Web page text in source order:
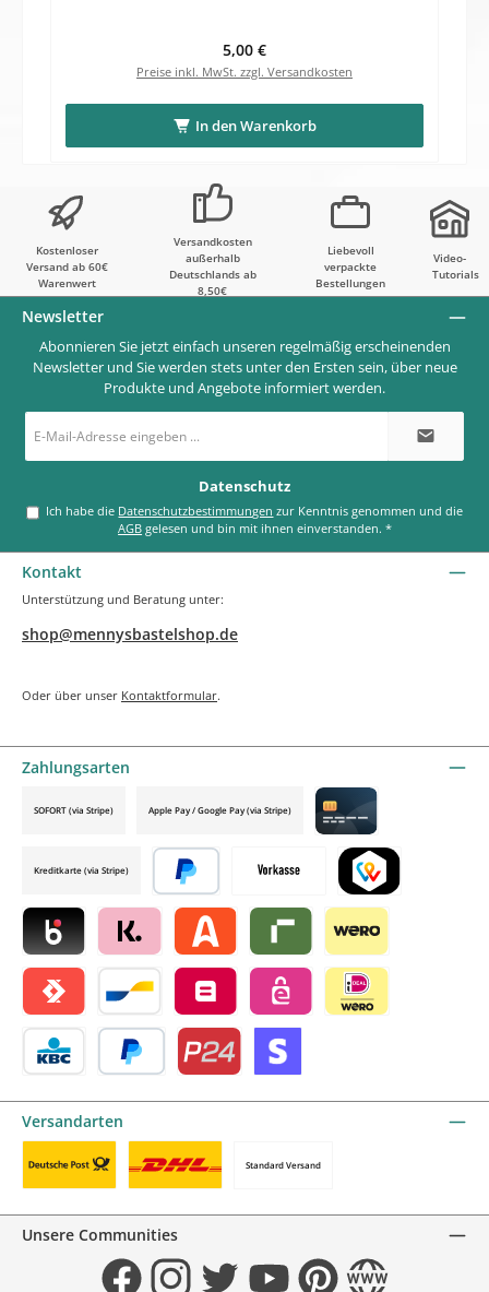
Regulärer Preis:
5,00 €
Preise inkl. MwSt. zzgl. Versandkosten
In den Warenkorb
Kostenloser
Versand ab 60€
Warenwert
Versandkosten
außerhalb
Deutschlands ab
8,50€
Liebevoll
verpackte
Bestellungen
Video-
Tutorials
Newsletter
Abonnieren Sie jetzt einfach unseren regelmäßig erscheinenden
Newsletter und Sie werden stets unter den Ersten sein, über neue
Produkte und Angebote informiert werden.
Mail-
*
Datenschutz
Ich habe die Datenschutzbestimmungen
AGB gelesen und bin mit ihnen einverstanden.*
Kontakt
Unterstützung und Beratung unter:
shop@mennysbastelshop.de
Oder über unser Kontaktformular.
Zahlungsarten
Vorkasse TWINT by mollie
Blik by mollieKlarna by mollieAlma by mollieRiverty by mollie
Wero
Satispay by mollieBancontact by mollie
Belfius by mollieeps by mollie
SOFORT (via Stripe) Apple Pay / Google Pay (via Stripe)
Credit card by mollie
Kreditkarte (via Stripe)
Später bezahlen
Versandarten
Standard Versand
Unsere Communities
FacebookInstagramTwitter YouTubePinterestWebsite